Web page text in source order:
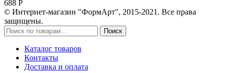
688 Р
© Интернет-магазин "ФормАрт", 2015-2021. Все права
защищены.
Поиск
Каталог товаров
Контакты
Доставка и оплата